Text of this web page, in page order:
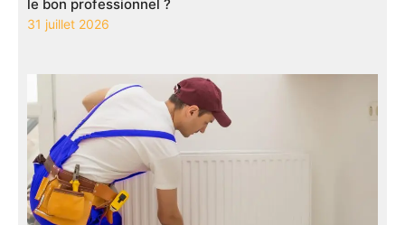
le bon professionnel ?
31 juillet 2026